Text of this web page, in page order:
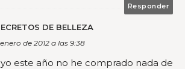
Responder
DE BELLEZA
de 2012 a las 9:38
este año no he comprado nada de